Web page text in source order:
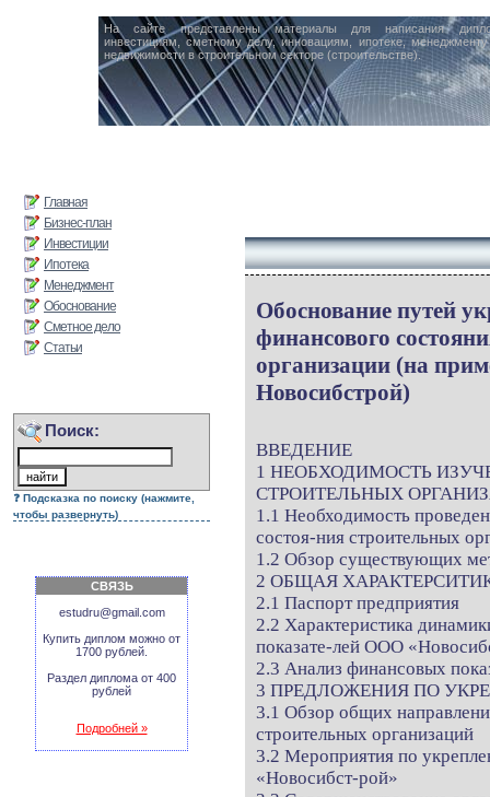
На сайте представлены материалы для написания
инвестициям, сметному делу, инновациям, ипотеке,
недвижимости в строительном секторе (строительстве).
Главная
Бизнес-план
Инвестиции
Ипотека
Менеджмент
Обоснование
Сметное дело
Статьи
Поиск:
Подсказка по поиску (нажмите,
чтобы развернуть)
СВЯЗЬ
estudru@gmail.com
Купить диплом можно от
1700 рублей.
Раздел диплома от 400
рублей
Подробней »
Обоснование путей
финансового
организации (на
Новосибстрой)
ВВЕДЕНИЕ
1 НЕОБХОДИМОСТЬ
СТРОИТЕЛЬНЫХ
1.1 Необходимость
состоя-ния строительных
1.2 Обзор существующих
2 ОБЩАЯ
2.1 Паспорт предприятия
2.2 Характеристика
показате-лей ООО
2.3 Анализ финансовых
3 ПРЕДЛОЖЕНИЯ ПО
3.1 Обзор общих
строительных организаций
3.2 Мероприятия по
«Новосибст-рой»